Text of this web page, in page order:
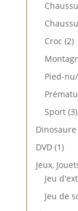
Croc 22
Pied-
Sport 33
Dinosaure
DVD 11
Jeux,
Jeu
Jeu de